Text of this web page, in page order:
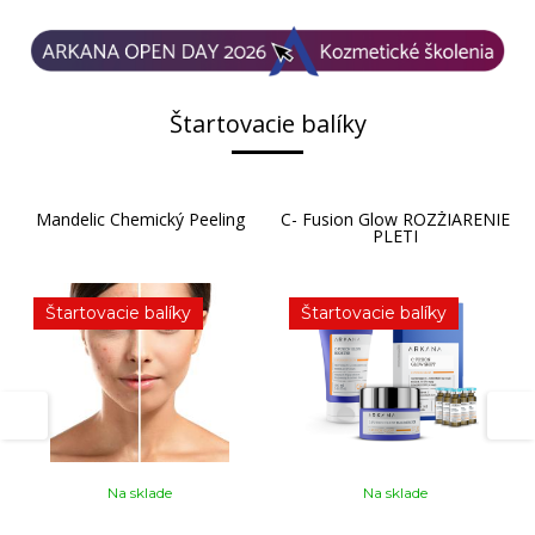
Štartovacie balíky
Mandelic Chemický Peeling
Štartovacie balíky
Na sklade
C- Fusion Glow ROZŽIARENIE
PLETI
Štartovacie balíky
Na sklade